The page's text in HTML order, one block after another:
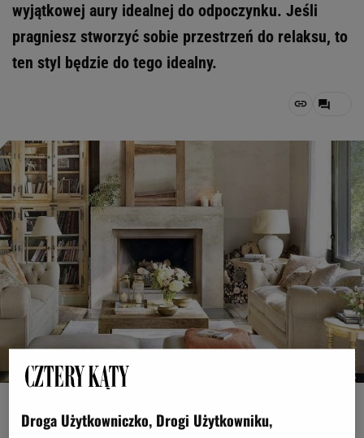
wyjątkowej aury idealnej do odpoczynku. Jeśli
pragniesz stworzyć sobie przestrzeń do relaksu, to
ten styl będzie do tego idealny.
OTWÓRZ GALERIĘ(3)
Droga Użytkowniczko, Drogi Użytkowniku,